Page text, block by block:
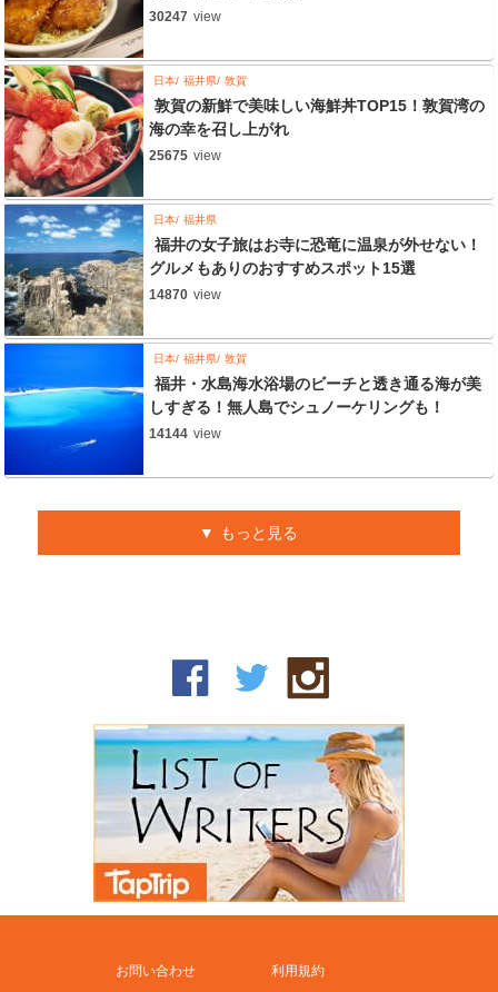
30247 view
日本 福井県 敦賀
敦賀の新鮮で美味しい海鮮丼TOP15！敦賀湾の
海の幸を召し上がれ
25675 view
日本 福井県
福井の女子旅はお寺に恐竜に温泉が外せない！
グルメもありのおすすめスポット15選
14870 view
日本 福井県 敦賀
福井・水島海水浴場のビーチと透き通る海が美
しすぎる！無人島でシュノーケリングも！
14144 view
もっと見る
お問い合わせ 利用規約